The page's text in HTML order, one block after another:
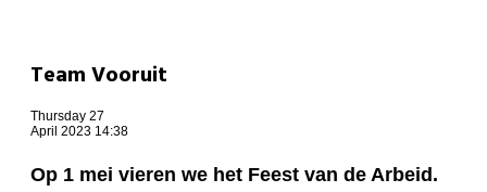
Kinderen en jongeren
Team Vooruit
Thursday 27
April 2023 14:38
Op 1 mei vieren we het Feest van de Arbeid.